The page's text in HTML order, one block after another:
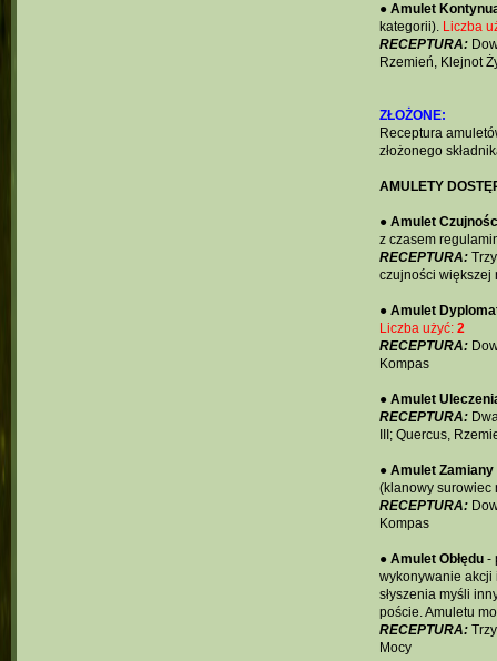
● Amulet
kategorii). Liczba
RECEPTURA:
Rzemień, Klejnot
ZŁOŻONE:
Receptura
złożonego
AMULETY
● Amulet
z czasem
RECEPTURA:Trzy
czujności większej
● Amulet
Liczba użyć: 2
RECEPTURA:
Kompas
● Amulet
RECEPTURA:
III; Quercus,
● Amulet Zamiany
(klanowy surowiec
RECEPTURA:
Kompas
● Amulet Obłędu-
wykonywanie akcji
słyszenia myśli
poście. Amuletu
RECEPTURA:Trzy
Mocy